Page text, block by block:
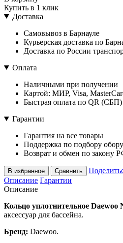
Купить в 1 клик
Доставка
Самовывоз в Барнауле
Курьерская доставка по
Доставка по России
Оплата
Наличными при получении
Картой: МИР, Visa,
Быстрая оплата по QR (СБП)
Гарантии
Гарантия на все товары
Поддержка по подбору
Возврат и обмен по закону
В избранное Сравнить
Описание Гарантии
Описание
Кольцо уплотнительное Daewoo
аксессуар для бассейна.
Бренд: Daewoo.